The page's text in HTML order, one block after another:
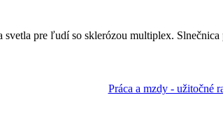
svetla pre ľudí so sklerózou multiplex.